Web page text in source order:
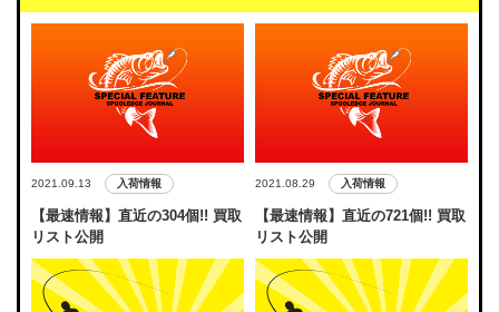
2021.09.13 入荷情報
【最速情報】直近の304個!! 買取
リスト公開
2021.08.29 入荷情報
【最速情報】直近の721個!! 買取
リスト公開